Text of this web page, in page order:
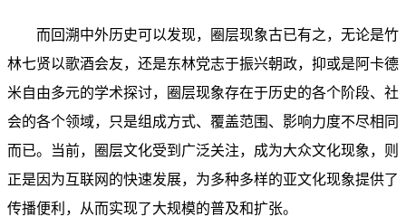
而回溯中外历史可以发现，圈层现象古已有之，无论是竹
林七贤以歌酒会友，还是东林党志于振兴朝政，抑或是阿卡德
米自由多元的学术探讨，圈层现象存在于历史的各个阶段、社
会的各个领域，只是组成方式、覆盖范围、影响力度不尽相同
而已。当前，圈层文化受到广泛关注，成为大众文化现象，则
正是因为互联网的快速发展，为多种多样的亚文化现象提供了
传播便利，从而实现了大规模的普及和扩张。